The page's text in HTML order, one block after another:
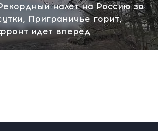
налет на Россию за
Приграничье горит,
идет вперед